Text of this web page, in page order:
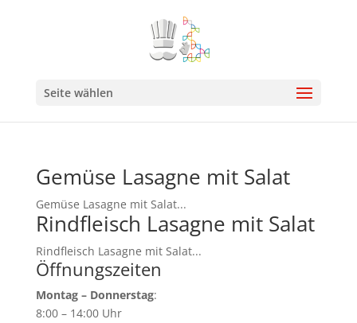
Seite wählen
Gemüse Lasagne mit Salat
Gemüse Lasagne mit Salat...
Rindfleisch Lasagne mit Salat
Rindfleisch Lasagne mit Salat...
Öffnungszeiten
Montag – Donnerstag:
8:00 – 14:00 Uhr